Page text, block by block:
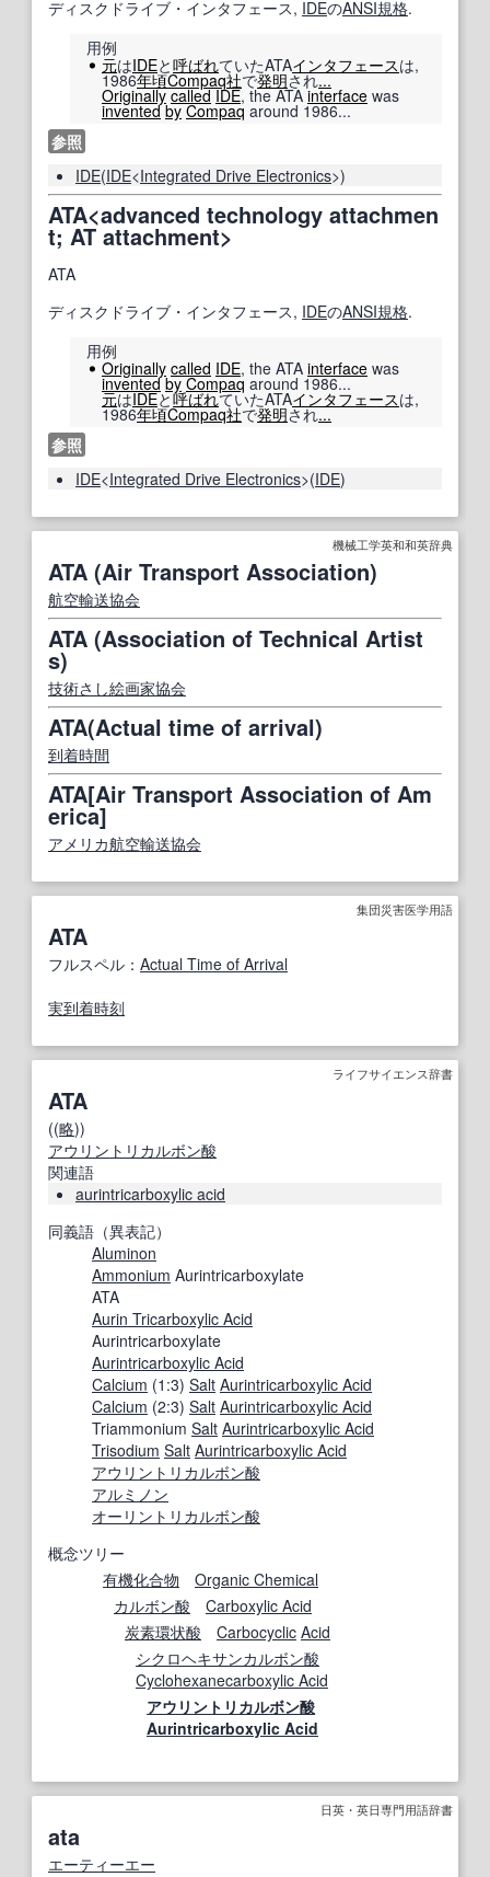
ディスクドライブ・インタフェース, IDEのANSI規格.
用例
元はIDEと呼ばれていたATAインタフェースは,
1986年頃Compaq社で発明され...
Originally called IDE, the ATAinterface was
invented by Compaq around 1986...
参照
IDE(IDE<Integrated Drive Electronics>)
ATA<advanced technology attachmen
t; AT attachment>
ATA
ディスクドライブ・インタフェース, IDEのANSI規格.
用例
Originally called IDE, the ATA interface was
invented by Compaq around 1986...
元はIDEと呼ばれていたATAインタフェースは,
1986年頃Compaq社で発明され...
参照
IDE<Integrated Drive Electronics>(IDE)
機械工学英和和英辞典
ATA (Air Transport Association)
航空輸送協会
ATA (Association of Technical Artist
s)
技術さし絵画家協会
ATA(Actual time of arrival)
到着時間
ATA[Air Transport Association of Am
erica]
アメリカ航空輸送協会
集団災害医学用語
ATA
フルスペル： Actual Time of Arrival
実到着時刻
ライフサイエンス辞書
ATA
((略))
アウリントリカルボン酸
関連語
aurintricarboxylic acid
同義語（異表記）
Aluminon
Ammonium Aurintricarboxylate
ATA
Aurin Tricarboxylic Acid
Aurintricarboxylate
Aurintricarboxylic Acid
Calcium (1:3) Salt Aurintricarboxylic Acid
Calcium (2:3) Salt Aurintricarboxylic Acid
Triammonium Salt Aurintricarboxylic Acid
Trisodium Salt Aurintricarboxylic Acid
アウリントリカルボン酸
アルミノン
オーリントリカルボン酸
概念ツリー
有機化合物
Organic Chemical
カルボン酸
Carboxylic Acid
炭素環状酸 Carbocyclic Acid
シクロヘキサンカルボン酸
Cyclohexanecarboxylic Acid
アウリントリカルボン酸
Aurintricarboxylic Acid
日英・英日専門用語辞書
ata
エーティーエー